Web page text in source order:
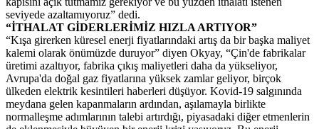
seviyede azaltamıyoruz” dedi.
“İTHALAT GİDERLERİMİZ HIZLA ARTIYOR”
“Kışa girerken küresel enerji fiyatlarındaki artış da bir başka maliyet
kalemi olarak önümüzde duruyor” diyen Okyay, “Çin'de fabrikalar
üretimi azaltıyor, fabrika çıkış maliyetleri daha da yükseliyor,
Avrupa'da doğal gaz fiyatlarına yüksek zamlar geliyor, birçok
ülkeden elektrik kesintileri haberleri düşüyor. Kovid-19 salgınında
meydana gelen kapanmaların ardından, aşılamayla birlikte
normalleşme adımlarının talebi artırdığı, piyasadaki diğer etmenlerin